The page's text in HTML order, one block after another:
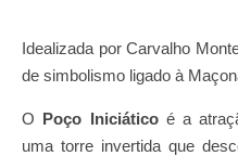
Idealizada por Carvalho
de simbolismo ligado à
O Poço Iniciáticoé a
uma torre invertida que